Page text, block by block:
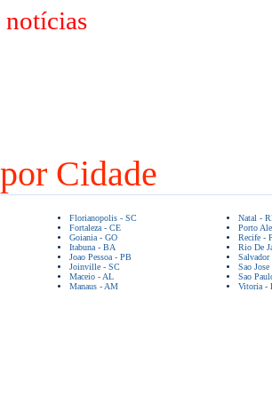
notícias
Cidade
Florianopolis - SC
Fortaleza - CE
Goiania - GO
Itabuna - BA
Joao Pessoa - PB
Joinville - SC
Maceio - AL
Manaus - AM
Natal -
Porto
Recife -
Rio De
Sao
Sao
Vitoria -